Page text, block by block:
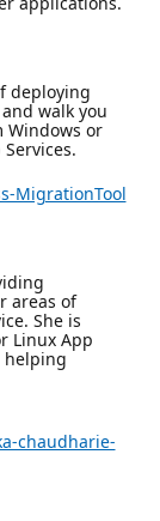
deploying
walk you
or
MigrationTool
areas of
She is
Linux App
helping
chaudharie-